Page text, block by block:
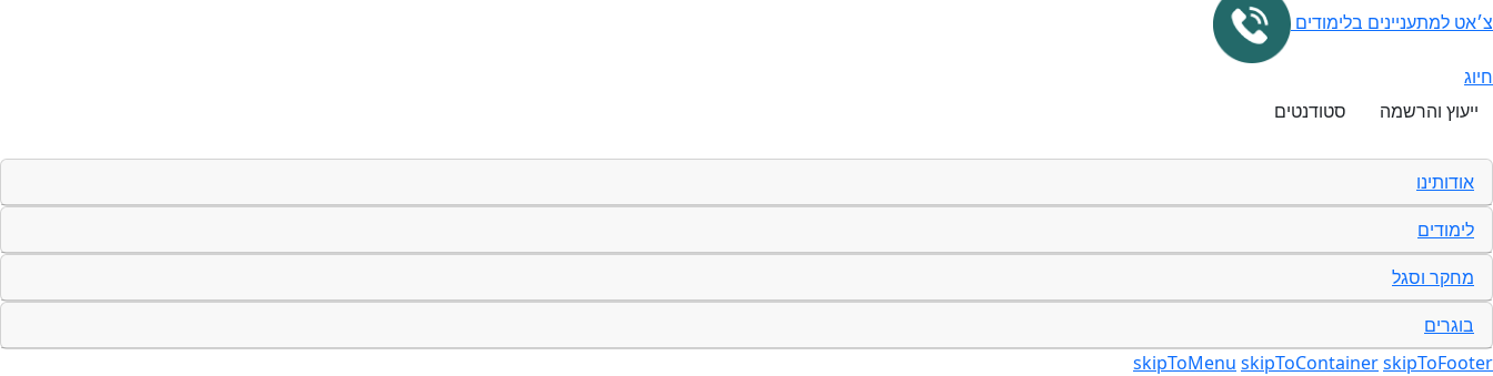
צ׳אט למתעניינים בלימודים
חיוג
ייעוץ והרשמה
סטודנטים
אודותינו
לימודים
מחקר וסגל
בוגרים
skipToMenu skipToContainerskipToFooter